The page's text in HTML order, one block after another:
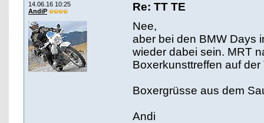
14.06.16 10:25
AndiP
Re: TT TE
Nee,
aber bei den BMW Days
wieder dabei sein. MRT
Boxerkunsttreffen auf
Boxergrüsse aus dem
Andi